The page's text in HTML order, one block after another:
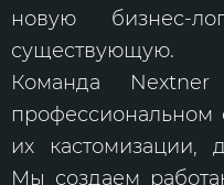
новую бизнес-
существующую.
Команда Nextner
профессиональном
их кастомизации,
Мы создаем